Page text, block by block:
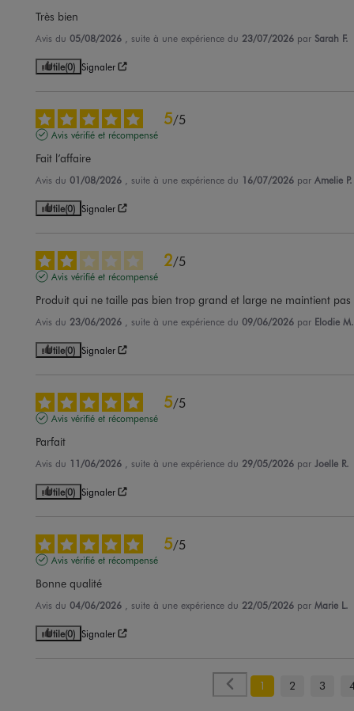
Très bien
Avis du 05/08/2026 , suite à une expérience du 23/07/2026 par Sarah F.
Utile(0) Signaler
5/5
Avis vérifié et récompensé
Fait l’affaire
Avis du 01/08/2026 , suite à une expérience du 16/07/2026 par Amelie P.
Utile(0) Signaler
2/5
Avis vérifié et récompensé
Produit qui ne taille pas bien trop grand et large ne maintient
Avis du 23/06/2026 , suite à une expérience du 09/06/2026 par Elodie M.
Utile(0) Signaler
5/5
Avis vérifié et récompensé
Parfait
Avis du 11/06/2026 , suite à une expérience du 29/05/2026 par Joelle R.
Utile(0) Signaler
5/5
Avis vérifié et récompensé
Bonne qualité
Avis du 04/06/2026 , suite à une expérience du 22/05/2026 par Marie L.
Utile(0) Signaler
1 2 3